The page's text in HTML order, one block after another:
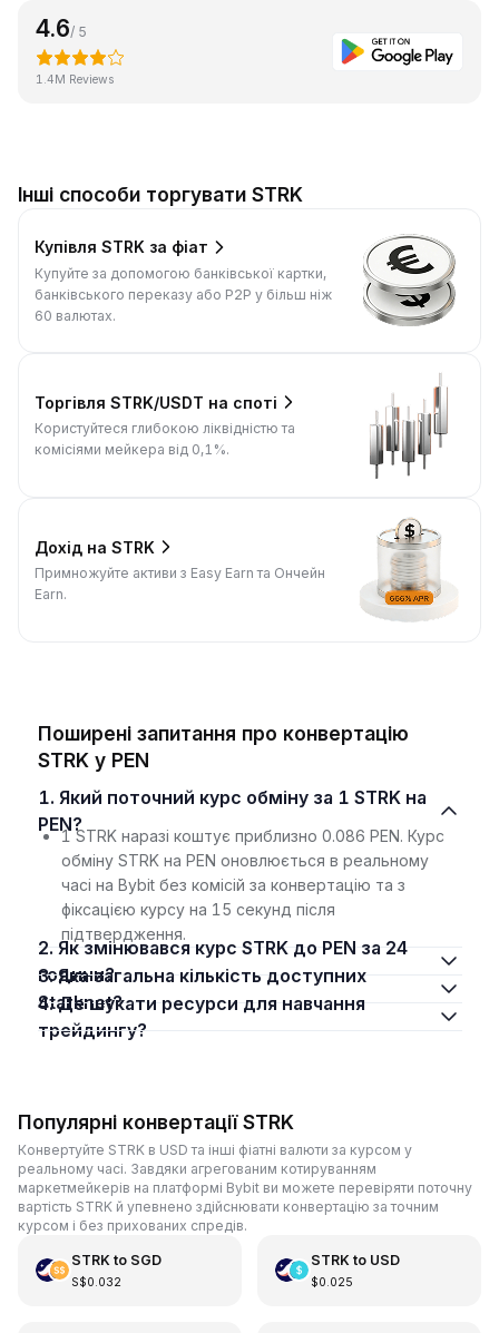
4.6/ 5
1.4M Reviews
Інші способи торгувати STRK
Купівля STRK за фіат
Купуйте за допомогою банківської картки,
банківського переказу або P2P у більш ніж
60 валютах.
Торгівля STRK/USDT на споті
Користуйтеся глибокою ліквідністю та
комісіями мейкера від 0,1%.
Дохід на STRK
Примножуйте активи з Easy Earn та Ончейн
Earn.
Поширені запитання про конвертацію
STRK у PEN
1. Який поточний курс обміну за 1 STRK на
PEN?
1 STRK наразі коштує приблизно 0.086 PEN. Курс
обміну STRK на PEN оновлюється в реальному
часі на Bybit без комісій за конвертацію та з
фіксацією курсу на 15 секунд після
підтвердження.
2. Як змінювався курс STRK до PEN за 24
години?
3. Яка загальна кількість доступних
Starknet?
4. Де шукати ресурси для навчання
трейдингу?
Популярні конвертації STRK
Конвертуйте STRK в USD та інші фіатні валюти за курсом у
реальному часі. Завдяки агрегованим котируванням
маркетмейкерів на платформі Bybit ви можете перевіряти поточну
вартість STRK й упевнено здійснювати конвертацію за точним
курсом і без прихованих спредів.
STRK to SGD
S$0.032
STRK to USD
$0.025